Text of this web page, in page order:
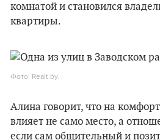
комнатой и становился
квартиры.
Фото: Realt.by.
Алина говорит, что на
влияет не само место, а
если сам общительный и